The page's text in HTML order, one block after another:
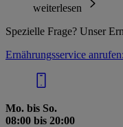
weiterlesen
Spezielle Frage? Unser
Ernährungsservice anrufen:
Mo. bis So.
08:00 bis 20:00